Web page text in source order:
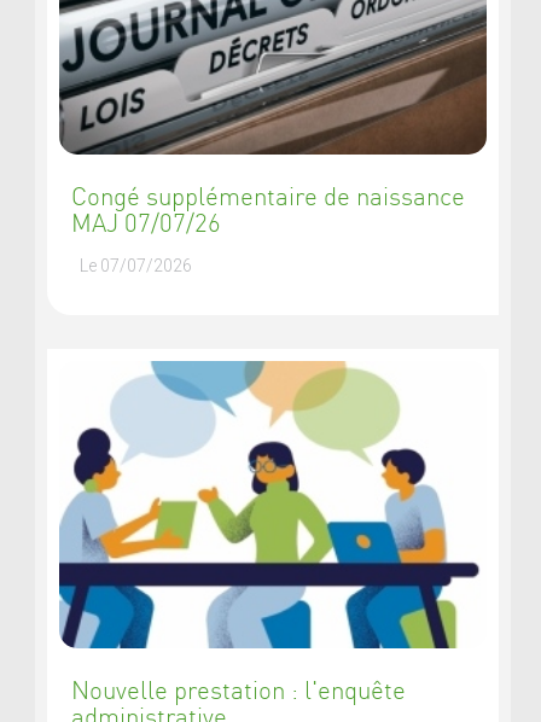
Congé supplémentaire de naissance
MAJ 07/07/26
Le 07/07/2026
Nouvelle prestation : l'enquête